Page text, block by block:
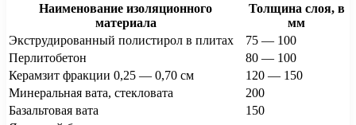
Наименование изоляционного
материала
Толщина слоя, в
мм
Экструдированный полистирол в плитах
75 — 100
Перлитобетон
80 — 100
Керамзит фракции 0,25 — 0,70 см
120 — 150
Минеральная вата, стекловата
200
Базальтовая вата
150